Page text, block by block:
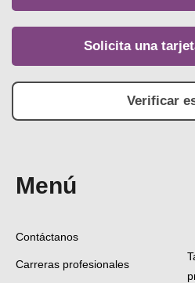
Solicita una
Verificar
Menú
Contáctanos
Carreras profesionales